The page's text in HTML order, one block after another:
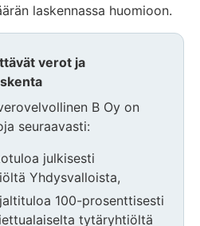
laskennassa huomioon.
verot ja
B Oy on
seuraavasti:
julkisesti
Yhdysvalloista,
100-prosenttisesti
tytäryhtiöltä